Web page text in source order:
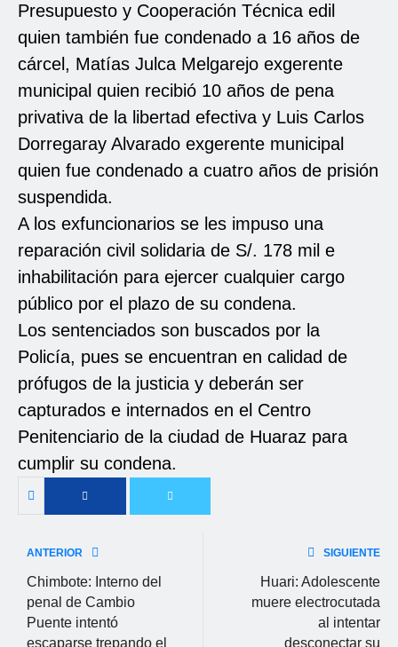
Presupuesto y Cooperación Técnica edil
quien también fue condenado a 16 años de
cárcel, Matías Julca Melgarejo exgerente
municipal quien recibió 10 años de pena
privativa de la libertad efectiva y Luis Carlos
Dorregaray Alvarado exgerente municipal
quien fue condenado a cuatro años de prisión
suspendida.
A los exfuncionarios se les impuso una
reparación civil solidaria de S/. 178 mil e
inhabilitación para ejercer cualquier cargo
público por el plazo de su condena.
Los sentenciados son buscados por la
Policía, pues se encuentran en calidad de
prófugos de la justicia y deberán ser
capturados e internados en el Centro
Penitenciario de la ciudad de Huaraz para
cumplir su condena.
ANTERIOR
Chimbote: Interno del
penal de Cambio
Puente intentó
escaparse trepando el
SIGUIENTE
Huari: Adolescente
muere electrocutada
al intentar
desconectar su